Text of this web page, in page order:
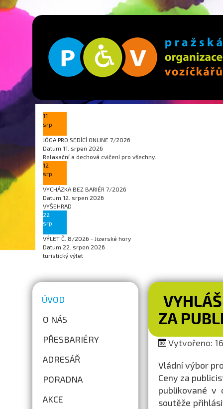
11
srp
JÓGA PRO SEDÍCÍ ONLINE 7/2026
Datum 11. srpen 2026
Relaxační a dechová cvičení pro všechny.
12
srp
VYCHÁZKA BEZ BARIÉR 7/2026
Datum 12. srpen 2026
VYŠEHRAD
22
srp
VÝLET Č. 8/2026 - Jizerské hory
Datum 22. srpen 2026
turistický výlet
ÚVOD
O NÁS
PŘESBARIÉRY
ADRESÁŘ
PORADNA
AKCE
ZA
Vytvořeno:
Vládní výbor
Ceny za
publikované v
soutěže